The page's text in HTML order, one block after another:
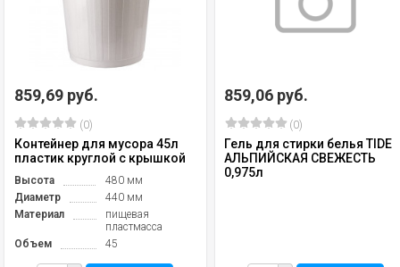
859,69 руб.
(0)
Контейнер для мусора 45л
пластик круглой с крышкой
Высота
480 мм
Диаметр
440 мм
Материал
пищевая
пластмасса
Объем
45
859,06 руб.
(0)
Гель для стирки белья TIDE
АЛЬПИЙСКАЯ СВЕЖЕСТЬ
0,975л